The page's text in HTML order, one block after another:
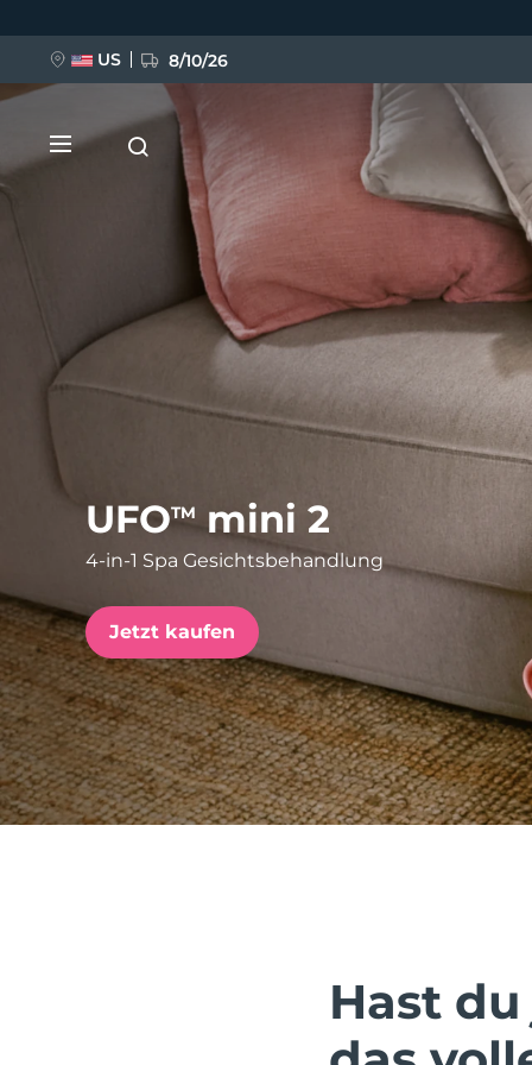
UFOTM mini 2
4-in-1 Spa Gesichtsbehandlung
Jetzt kaufen
Hast
US 8/10/26
NEU
FAQ™ Pure Beauty-Tech Elixir
BREAKING NEWS
issa™ Teeth Whitening Set
FAQ™ Dual LED Panel
BELIEBT